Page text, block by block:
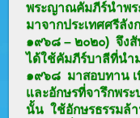
พระญาณคัมภีร์นำพร
มาจากประเทศศรีลัง
๑๙๖๘ – ๒๐๒๐) จึง
ได้ใช้คัมภีร์บาลีที่นำ
๑๙๖๘ มาสอบทาน เ
และอักษรที่จารึกพร
นั้น ใช้อักษรธรรมล้